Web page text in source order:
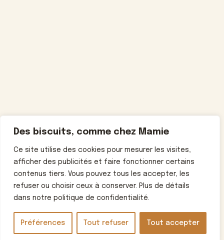
Des biscuits, comme chez Mamie
Ce site utilise des cookies pour mesurer les visites,
afficher des publicités et faire fonctionner certains
contenus tiers. Vous pouvez tous les accepter, les
refuser ou choisir ceux à conserver. Plus de détails
dans notre politique de confidentialité.
Préférences Tout refuser Tout accepter